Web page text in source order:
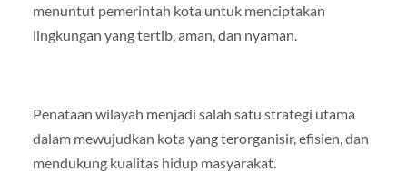
menuntut pemerintah kota untuk menciptakan
lingkungan yang tertib, aman, dan nyaman.
Penataan wilayah menjadi salah satu strategi utama
dalam mewujudkan kota yang terorganisir, efisien, dan
mendukung kualitas hidup masyarakat.